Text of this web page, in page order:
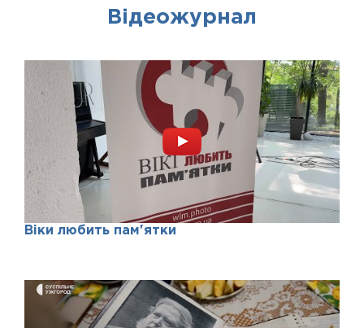
Відеожурнал
Віки любить пам'ятки